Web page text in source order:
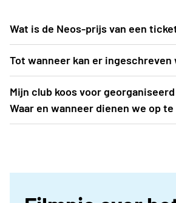
Wat is de Neos-prijs van een
De voordelige Neos-prijs bedraagt
EUR). Neos palmt tribune 3 in
de atletiekprestaties én het
het optreden Helmut Lotti
Tot wanneer kan er ingeschreven
Inschrijven kan uiterlijk t.e.m.
tot zolang de voorraad strekt.
Mijn club koos voor
Waar en wanneer dienen we op
voor aanvang van het evenement